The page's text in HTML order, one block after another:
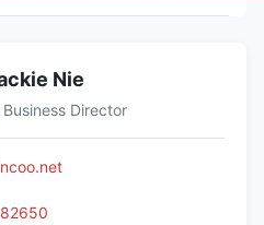
Nie
Director